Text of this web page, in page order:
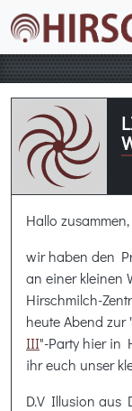
Hallo zusammen,
wir haben den
an einer kleinen
Hirschmilch-
heute Abend zur "
III"-Party hier in
ihr euch unser
D.V Illusion aus